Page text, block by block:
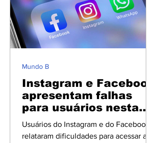
Balan Jacomini. O processo de
transição da gestão teve início em
março de 2026. Segundo informações
apuradas, parte dos funcionários que
atuavam na unidade foi transferida para
outras unidades de saúde do município,
Instagram e Facebook
apresentam falhas
para usuários nesta
sexta-feira
Usuários do Instagram e do Facebook
relataram dificuldades para acessar as
Mundo B